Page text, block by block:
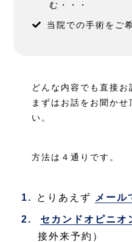
む・・・
当院での手術をご
どんな内容でも直接お
まずはお話をお聞か
い。
方法は４通りです。
とりあえず メール
セカンドオピニオ
接外来予約）